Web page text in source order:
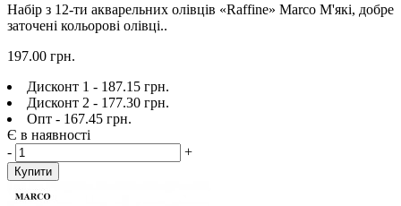
Набір з 12-ти акварельних олівців «Raffine» Marco М'які, добре
заточені кольорові олівці..
197.00 грн.
Дисконт 1 - 187.15 грн.
Дисконт 2 - 177.30 грн.
Опт - 167.45 грн.
Є в наявності
-
+
Купити